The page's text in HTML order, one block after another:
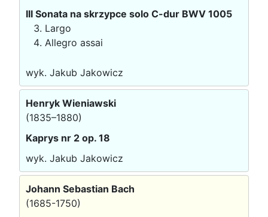
III Sonata na skrzypce solo C-dur BWV 1005
Largo
Allegro assai
wyk. Jakub Jakowicz
Henryk Wieniawski
(1835–1880)
Kaprys nr 2 op. 18
wyk. Jakub Jakowicz
Johann Sebastian Bach
(1685-1750)